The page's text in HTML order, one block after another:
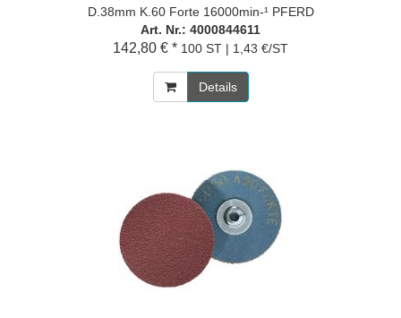
D.38mm K.60 Forte 16000min-¹ PFERD
Art. Nr.: 4000844611
142,80 € * 100 ST | 1,43 €/ST
Details